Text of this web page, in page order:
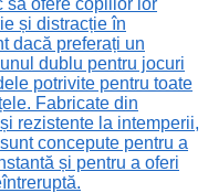
să ofere copiilor lor
și distracție în
dacă preferați un
dublu pentru jocuri
potrivite pentru toate
Fabricate din
rezistente la intemperii,
concepute pentru a
și pentru a oferi